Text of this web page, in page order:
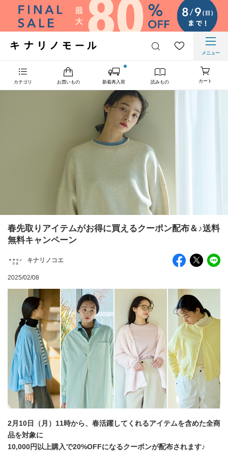
メニュー
カテゴリ お買いもの 新着再入荷 読みもの カート
春先取りアイテムがお得に買えるクーポン配布＆♪送料
無料キャンペーン
キナリノコエ
2025/02/08
2月10日（月）11時から、春活躍してくれるアイテムを含めた全商
品を対象に
10,000円以上購入で20%OFFになるクーポンが配布されます♪